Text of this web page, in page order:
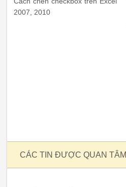
2007, 2010
CÁC TIN ĐƯỢC QUAN TÂM